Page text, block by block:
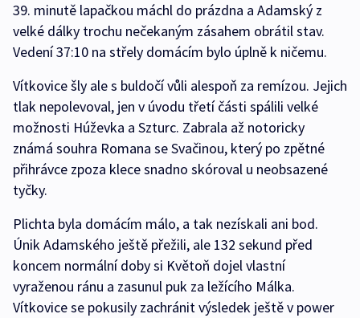
39. minutě lapačkou máchl do prázdna a Adamský z
velké dálky trochu nečekaným zásahem obrátil stav.
Vedení 37:10 na střely domácím bylo úplně k ničemu.
Vítkovice šly ale s buldočí vůli alespoň za remízou. Jejich
tlak nepolevoval, jen v úvodu třetí části spálili velké
možnosti Húževka a Szturc. Zabrala až notoricky
známá souhra Romana se Svačinou, který po zpětné
přihrávce zpoza klece snadno skóroval u neobsazené
tyčky.
Plichta byla domácím málo, a tak nezískali ani bod.
Únik Adamského ještě přežili, ale 132 sekund před
koncem normální doby si Květoň dojel vlastní
vyraženou ránu a zasunul puk za ležícího Málka.
Vítkovice se pokusily zachránit výsledek ještě v power